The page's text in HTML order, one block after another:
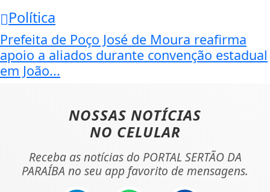
Política
Prefeita de Poço José de Moura reafirma
apoio a aliados durante convenção estadual
em João...
NOSSAS NOTÍCIAS
NO CELULAR
Receba as notícias do PORTAL SERTÃO DA
PARAÍBA no seu app favorito de mensagens.